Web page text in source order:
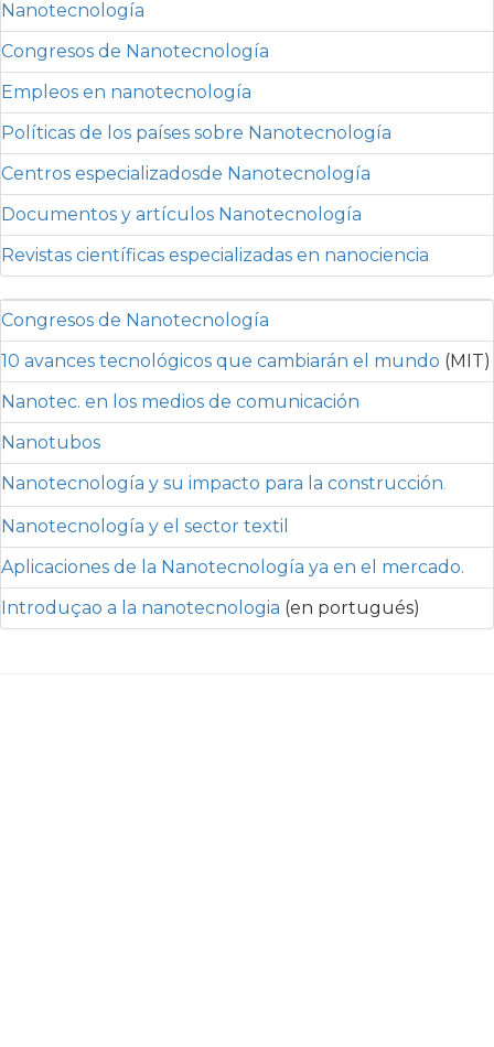
Nanotecnología
Congresos de Nanotecnología
Empleos en nanotecnología
Políticas de los países sobre Nanotecnología
Centros especializadosde Nanotecnología
Documentos y artículos Nanotecnología
Revistas científicas especializadas en nanociencia
Congresos de Nanotecnología
10 avances tecnológicos que cambiarán el mundo (MIT)
Nanotec. en los medios de comunicación
Nanotubos
Nanotecnología y su impacto para la construcción.
Nanotecnología y el sector textil
Aplicaciones de la Nanotecnología ya en el mercado.
Introduçao a la nanotecnologia (en portugués)